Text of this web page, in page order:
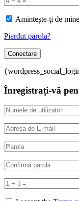
Amintește-ți de mine
Pierdut parola?
Înregistrați-vă